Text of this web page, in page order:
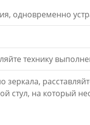
одновременно
технику
стул, на который